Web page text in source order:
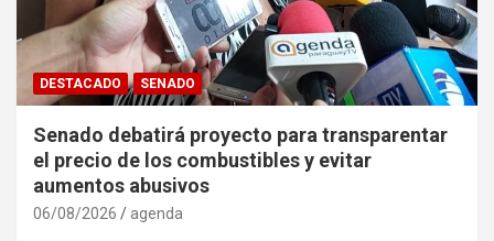
DESTACADO SENADO
Senado debatirá proyecto para transparentar
el precio de los combustibles y evitar
aumentos abusivos
06/08/2026 agenda